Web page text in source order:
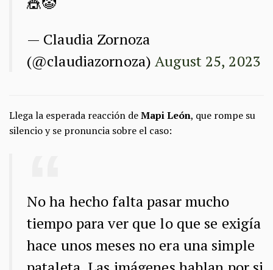
— Claudia Zornoza
(@claudiazornoza)August 25, 2023
Llega la esperada reacción deMapi León, que rompe su
silencio y se pronuncia sobre el caso:
No ha hecho falta pasar mucho
tiempo para ver que lo que se exigía
hace unos meses no era una simple